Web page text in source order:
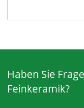
Haben Sie
Feinkeramik?